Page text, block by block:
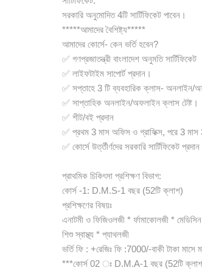
সরকারি অনুমোদিত 4টি সার্টিফিকেট পাবেন।
*****আমাদের বৈশিষ্ট্য*****
আমাদের কোর্সে- কেন ভর্তি হবেন?
✅ গণপ্রজাতন্ত্রী বাংলাদেশ অনুমতি সার্টিফিকেট
✅ লাইফটাইম সাপোর্ট প্রদান।
✅ সপ্তাহে 3 টি ব্যবহারিক ক্লাস- অনলাইন/
✅ সাপ্তাহিক অনলাইন/অফলাইন ক্লাস টেষ্ট।
✅ শীট/বই প্রদান
✅ প্রথম 3 মাস অফিস ও গ্রাফিক্স, পরে 3 মাস
✅ কোর্সে উর্ত্তীর্ণদের সরকারি সার্টিফিকেট প্রদান
প্রাথমিক চিকিৎসা প্রশিক্ষণ বিভাগ:
কোর্স -1: D.M.S-1 বছর (52টি ক্লাশ)
প্রশিক্ষণের বিষয়ঃ
এনাটমী ও ফিজিওলজী * র্ফামাকোলজী *
শিশু স্বাস্থ্য * প্যাথলজী
ভর্তি ফি : +রেজিঃ ফি :7000/-বাকী টাকা
***কোর্স 02 ঃ D.M.A-1 বছর (52টি